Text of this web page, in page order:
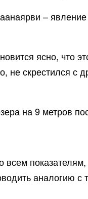
–
ясно, что
не скрестился
на 9 метров
аналогию с